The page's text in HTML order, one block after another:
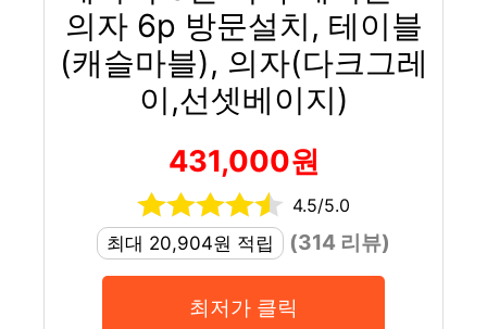
의자 6p 방문설치, 테이블
(캐슬마블), 의자(다크그레
이,선셋베이지)
431,000원
4.5/5.0
최대 20,904원 적립
(314 리뷰)
최저가 클릭